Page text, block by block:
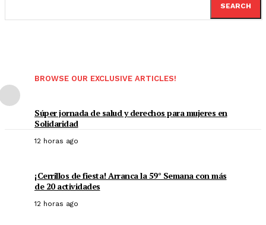
SEARCH
BROWSE OUR EXCLUSIVE ARTICLES!
Súper jornada de salud y derechos para mujeres en
Solidaridad
12 horas ago
¡Cerrillos de fiesta! Arranca la 59° Semana con más
de 20 actividades
12 horas ago